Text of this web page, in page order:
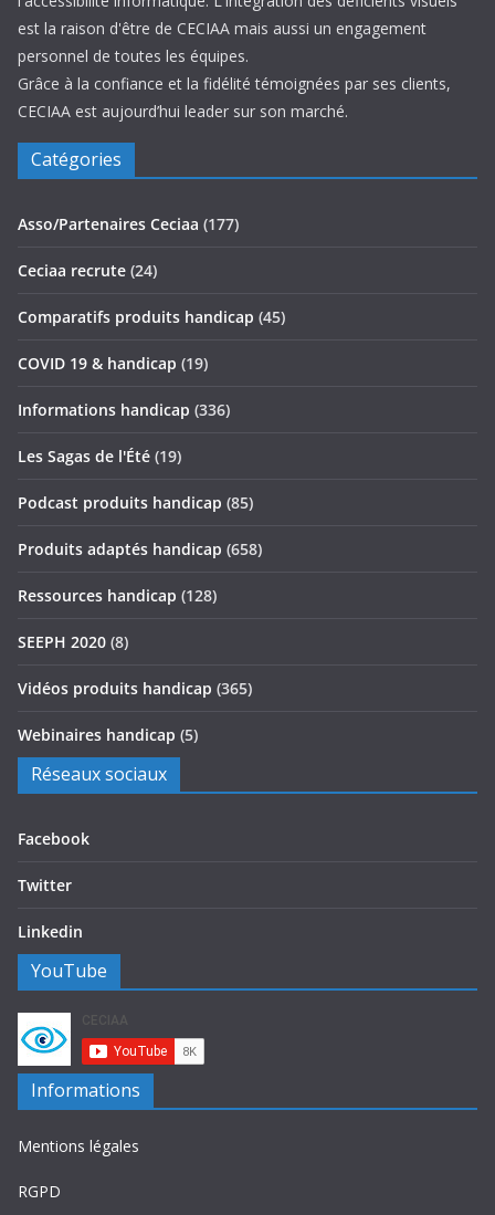
est la raison d'être de CECIAA mais aussi un engagement
personnel de toutes les équipes.
Grâce à la confiance et la fidélité témoignées par ses clients,
CECIAA est aujourd’hui leader sur son marché.
Catégories
Asso/Partenaires Ceciaa (177)
Ceciaa recrute (24)
Comparatifs produits handicap (45)
COVID 19 & handicap (19)
Informations handicap (336)
Les Sagas de l'Été (19)
Podcast produits handicap (85)
Produits adaptés handicap (658)
Ressources handicap (128)
SEEPH 2020 (8)
Vidéos produits handicap (365)
Webinaires handicap (5)
Réseaux sociaux
Facebook
Twitter
Linkedin
YouTube
Informations
Mentions légales
RGPD